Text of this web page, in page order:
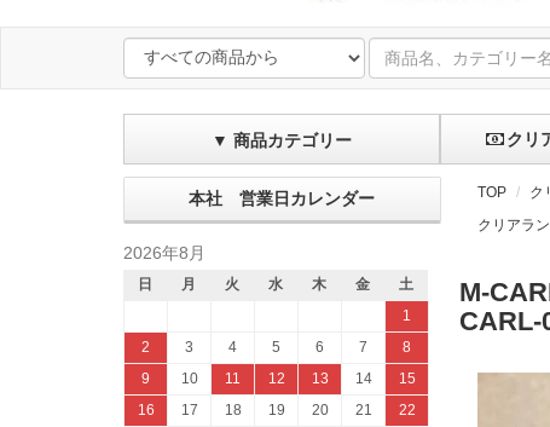
▼ 商品カテゴリー クリ
TOP ク
クリアラ
M-
本社 営業日カレンダー
2026年8月
日 月 火 水 木 金
土
1
2
3 4 5 6 7
8
9
10 11 12 13 14
15
16
17 18 19 20 21
22